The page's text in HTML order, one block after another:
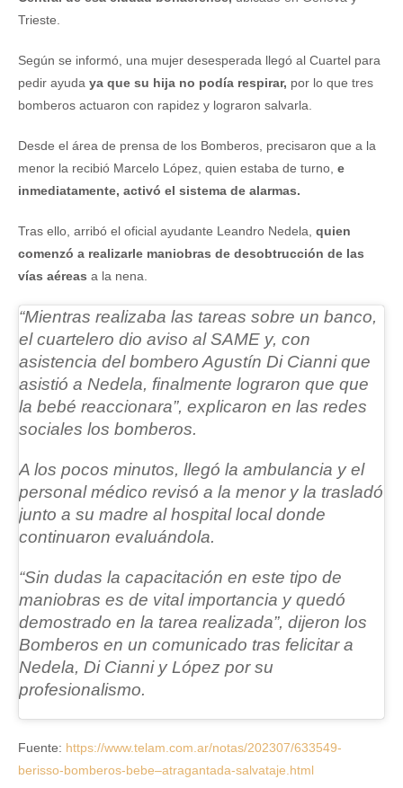
Trieste.
Según se informó, una mujer desesperada llegó al Cuartel para
pedir ayuda ya que su hija no podía respirar, por lo que tres
bomberos actuaron con rapidez y lograron salvarla.
Desde el área de prensa de los Bomberos, precisaron que a la
menor la recibió Marcelo López, quien estaba de turno, e
inmediatamente, activó el sistema de alarmas.
Tras ello, arribó el oficial ayudante Leandro Nedela, quien
comenzó a realizarle maniobras de desobtrucción de las
vías aéreas a la nena.
“Mientras realizaba las tareas sobre un banco,
el cuartelero dio aviso al SAME y, con
asistencia del bombero Agustín Di Cianni que
asistió a Nedela, finalmente lograron que que
la bebé reaccionara”, explicaron en las redes
sociales los bomberos.
A los pocos minutos, llegó la ambulancia y el
personal médico revisó a la menor yla trasladó
junto a su madre al hospital local donde
continuaron evaluándola.
“Sin dudas la capacitación en este tipo de
maniobras es de vital importancia y quedó
demostrado en la tarea realizada”, dijeron los
Bomberos en un comunicado tras felicitar a
Nedela, Di Cianni y López por su
profesionalismo.
Fuente: https://www.telam.com.ar/notas/202307/633549-
berisso-bomberos-bebe–atragantada-salvataje.html